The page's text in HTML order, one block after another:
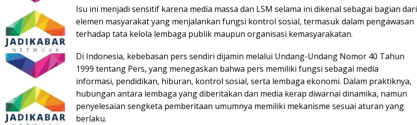
Isu ini menjadi sensitif karena media massa dan LSM selama ini dikenal sebagai bagian dari
elemen masyarakat yang menjalankan fungsi kontrol sosial, termasuk dalam pengawasan
terhadap tata kelola lembaga publik maupun organisasi kemasyarakatan.
Di Indonesia, kebebasan pers sendiri dijamin melalui Undang-Undang Nomor 40 Tahun
1999 tentang Pers, yang menegaskan bahwa pers memiliki fungsi sebagai media
informasi, pendidikan, hiburan, kontrol sosial, serta lembaga ekonomi. Dalam praktiknya,
hubungan antara lembaga yang diberitakan dan media kerap diwarnai dinamika, namun
penyelesaian sengketa pemberitaan umumnya memiliki mekanisme sesuai aturan yang
berlaku.